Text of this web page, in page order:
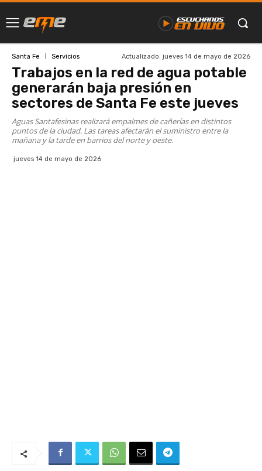
Santa Fe Servicios Actualizado: jueves 14 de mayo de 2026
Trabajos en la red de agua potable
generarán baja presión en
sectores de Santa Fe este jueves
Aguas Santafesinas realizará empalmes de cañerías en distintos
puntos de la ciudad. Las tareas afectarán el suministro entre la
mañana y la tarde en barrios del norte y oeste.
jueves 14 de mayo de 2026